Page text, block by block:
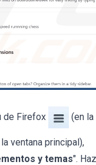
de Firefox (en
ventana principal),
y temas".